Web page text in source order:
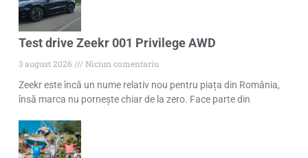
Test drive Zeekr 001 Privilege AWD
3 august 2026
Niciun comentariu
Zeekr este încă un nume relativ nou pentru piața din România,
însă marca nu pornește chiar de la zero. Face parte din